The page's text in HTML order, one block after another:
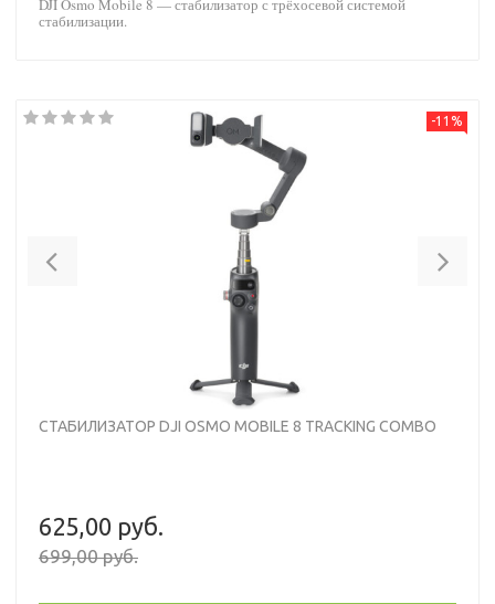
стабилизации.
-11%
СТАБИЛИЗАТОР DJI OSMO MOBILE 8 TRACKING COMBO
625,00 руб.
699,00 руб.